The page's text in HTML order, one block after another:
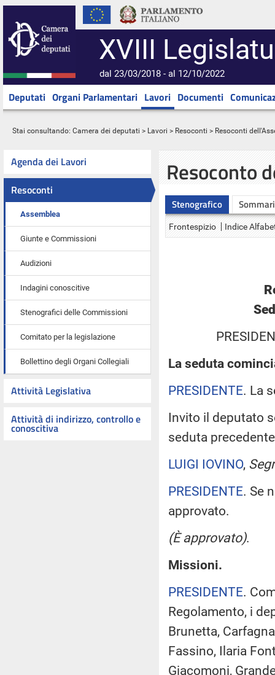
XVIII
dal 23/03/2018 - al 12/10/2022
Deputati Organi Parlamentari Lavori Documenti
Stai consultando: Camera dei deputati > Lavori > Resoconti > Resoconti
Agenda dei Lavori
Resoconti
Assemblea
Giunte e Commissioni
Audizioni
Indagini conoscitive
Stenografici delle Commissioni
Comitato per la legislazione
Bollettino degli Organi Collegiali
Attività Legislativa
Attività di indirizzo, controllo e
conoscitiva
Resoconto
Stenografico
Frontespizio Indice
La seduta
PRESIDENTE. La
Invito il deputato
seduta
LUIGI IOVINO,
PRESIDENTE. Se
approvato.
(È approvato).
Missioni.
PRESIDENTE.
Regolamento, i
Brunetta,
Fassino, Ilaria
Giacomoni,